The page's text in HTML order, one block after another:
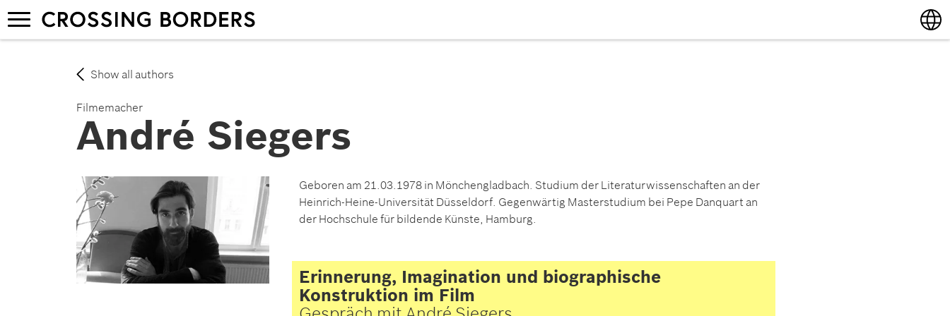
Skip
to
main
Toggle
navigation
Show all authors
Filmemacher
André Siegers
Geboren am 21.03.1978 in Mönchengladbach. Studium der Literaturwissenschaften an der
Heinrich-Heine-Universität Düsseldorf. Gegenwärtig Masterstudium bei Pepe Danquart an
der Hochschule für bildende Künste, Hamburg.
Erinnerung, Imagination und biographische
Konstruktion im Film